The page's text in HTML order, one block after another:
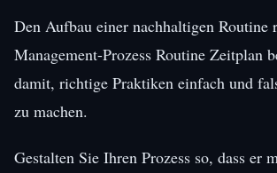
Den Aufbau einer nachhaltigen Routine
Management-Prozess Routine Zeitplan
damit, richtige Praktiken einfach und
zu machen.
Gestalten Sie Ihren Prozess so, dass er